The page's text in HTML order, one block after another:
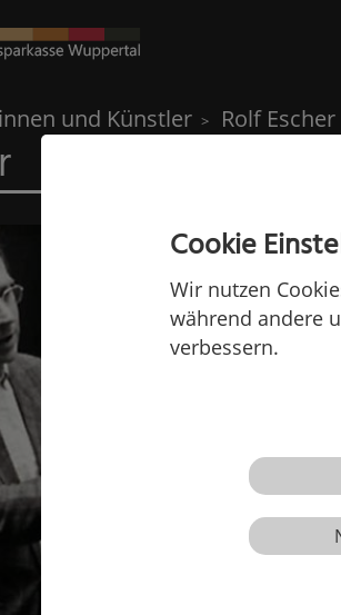
Cookie
Wir nutzen
während andere
verbessern.
und Künstler Rolf Escher